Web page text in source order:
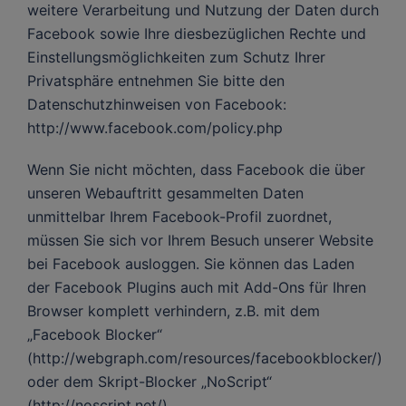
weitere Verarbeitung und Nutzung der Daten durch
Facebook sowie Ihre diesbezüglichen Rechte und
Einstellungsmöglichkeiten zum Schutz Ihrer
Privatsphäre entnehmen Sie bitte den
Datenschutzhinweisen von Facebook:
http://www.facebook.com/policy.php
Wenn Sie nicht möchten, dass Facebook die über
unseren Webauftritt gesammelten Daten
unmittelbar Ihrem Facebook-Profil zuordnet,
müssen Sie sich vor Ihrem Besuch unserer Website
bei Facebook ausloggen. Sie können das Laden
der Facebook Plugins auch mit Add-Ons für Ihren
Browser komplett verhindern, z.B. mit dem
„Facebook Blocker“
(http://webgraph.com/resources/facebookblocker/)
oder dem Skript-Blocker „NoScript“